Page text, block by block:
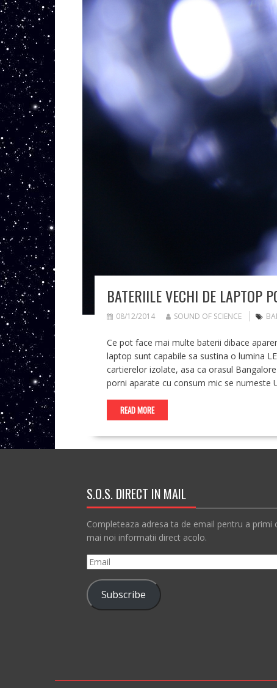
BATERIILE VECHI DE LAPTOP
08/12/2014 SOUND OF SCIENCE
Ce pot face mai multe baterii dibace
laptop sunt capabile sa sustina o lumina
cartierelor izolate, asa ca orasul
porni aparate cu consum mic se numeste
READ MORE
S.O.S. DIRECT IN MAIL
Completeaza adresa ta de email pentru a primi
mai noi informatii direct acolo.
Email
Subscribe